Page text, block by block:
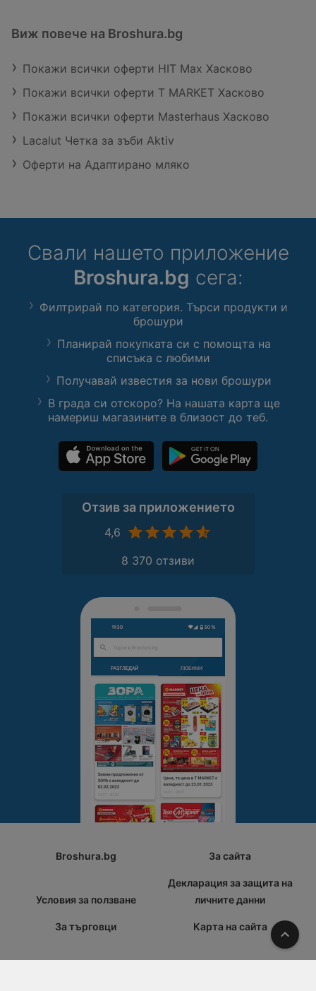
Виж повече на Broshura.bg
Покажи всички оферти HIT Max Хасково
Покажи всички оферти T MARKET Хасково
Покажи всички оферти Masterhaus Хасково
Lacalut Четка за зъби Aktiv
Оферти на Адаптирано мляко
Свали нашето приложение
Broshura.bg сега:
Филтрирай по категория. Търси продукти и
брошури
Планирай покупката си с помощта на
списъка с любими
Получавай известия за нови брошури
В града си отскоро? На нашата карта ще
намериш магазините в близост до теб.
Отзив за приложението
4,6
8 370 отзиви
Broshura.bg За сайта
Условия за ползване
Декларация за защита на
личните данни
За търговци Карта на сайта